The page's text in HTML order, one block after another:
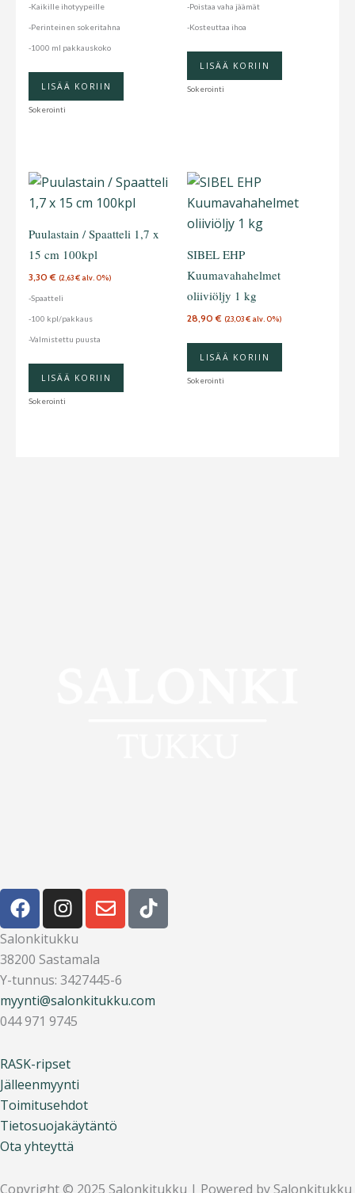
-Kaikille ihotyypeille
-Perinteinen sokeritahna
-1000 ml pakkauskoko
LISÄÄ KORIIN
Sokerointi
-Poistaa vaha jäämät
-Kosteuttaa ihoa
LISÄÄ KORIIN
Sokerointi
Puulastain / Spaatteli 1,7 x
15 cm 100kpl
3,30€ (2,63€ alv. 0%)
-Spaatteli
-100 kpl/pakkaus
-Valmistettu puusta
LISÄÄ KORIIN
Sokerointi
SIBEL EHP
Kuumavahahelmet
oliiviöljy 1 kg
28,90€ (23,03€ alv. 0%)
LISÄÄ KORIIN
Sokerointi
F
a
c
e
b
o
o
I
n
s
t
a
g
r
m
E
n
v
l
o
T
i
k
k
Salonkitukku
38200 Sastamala
Y-tunnus: 3427445-6
myynti@salonkitukku.com
044 971 9745
RASK-ripset
Jälleenmyynti
Toimitusehdot
Tietosuojakäytäntö
Ota yhteyttä
Copyright © 2025 Salonkitukku | Powered by Salonkitukku